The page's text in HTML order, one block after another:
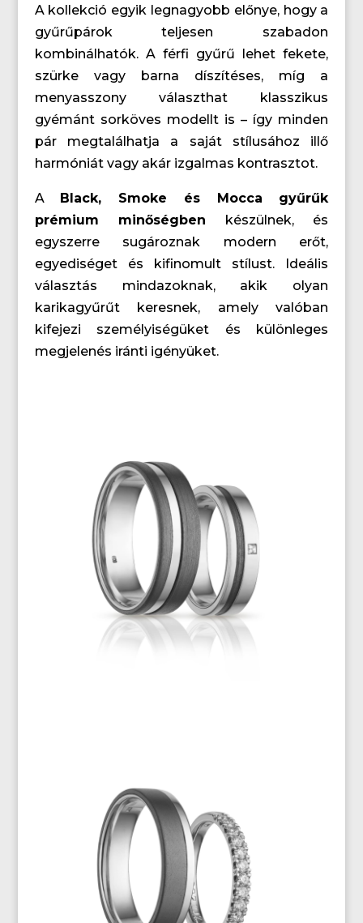
A kollekció egyik legnagyobb előnye, hogy a
gyűrűpárok teljesen szabadon
kombinálhatók. A férfi gyűrű lehet fekete,
szürke vagy barna díszítéses, míg a
menyasszony választhat klasszikus
gyémánt sorköves modellt is – így minden
pár megtalálhatja a saját stílusához illő
harmóniát vagy akár izgalmas kontrasztot.
A Black, Smoke és Mocca gyűrűk
prémium minőségben készülnek, és
egyszerre sugároznak modern erőt,
egyediséget és kifinomult stílust. Ideális
választás mindazoknak, akik olyan
karikagyűrűt keresnek, amely valóban
kifejezi személyiségüket és különleges
megjelenés iránti igényüket.